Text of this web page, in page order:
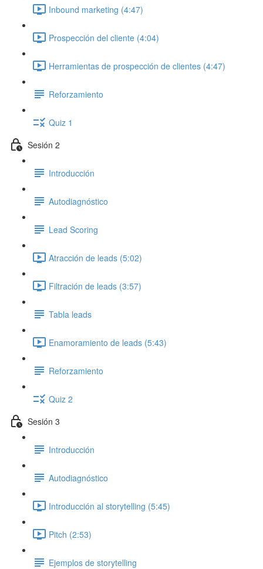
Inbound marketing (4:47)
Prospección del cliente (4:04)
Herramientas de prospección de clientes (4:47)
Reforzamiento
Quiz 1
Sesión 2
Introducción
Autodiagnóstico
Lead Scoring
Atracción de leads (5:02)
Filtración de leads (3:57)
Tabla leads
Enamoramiento de leads (5:43)
Reforzamiento
Quiz 2
Sesión 3
Introducción
Autodiagnóstico
Introducción al storytelling (5:45)
Pitch (2:53)
Ejemplos de storytelling